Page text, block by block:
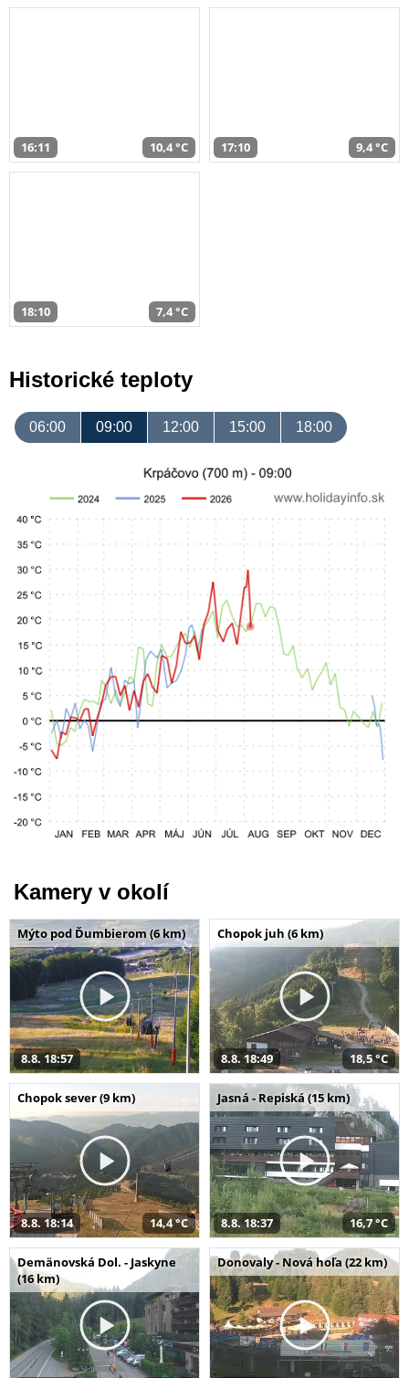
16:11 10,4 °C 17:10 9,4 °C
18:10 7,4 °C
Historické teploty
06:00 09:00 12:00 15:00 18:00
Kamery v okolí
Mýto pod Ďumbierom (6 km)
8.8. 18:57
Chopok juh (6 km)
8.8. 18:49 18,5 °C
Chopok sever (9 km)
8.8. 18:14 14,4 °C
Jasná - Repiská (15 km)
8.8. 18:37 16,7 °C
Demänovská Dol. - Jaskyne
(16 km)
Donovaly - Nová hoľa (22 km)